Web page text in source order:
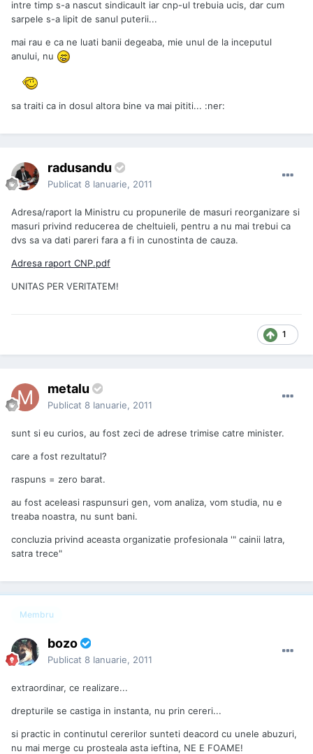
intre timp s-a nascut sindicault iar cnp-ul trebuia ucis, dar cum
sarpele s-a lipit de sanul puterii...
mai rau e ca ne luati banii degeaba, mie unul de la inceputul
anului, nu
sa traiti ca in dosul altora bine va mai pititi... :ner:
radusandu
Publicat 8 Ianuarie, 2011
Adresa/raport la Ministru cu propunerile de masuri reorganizare si
masuri privind reducerea de cheltuieli, pentru a nu mai trebui ca
dvs sa va dati pareri fara a fi in cunostinta de cauza.
Adresa raport CNP.pdf
UNITAS PER VERITATEM!
1
metalu
Publicat 8 Ianuarie, 2011
sunt si eu curios, au fost zeci de adrese trimise catre minister.
care a fost rezultatul?
raspuns = zero barat.
au fost aceleasi raspunsuri gen, vom analiza, vom studia, nu e
treaba noastra, nu sunt bani.
concluzia privind aceasta organizatie profesionala '" cainii latra,
satra trece"
Membru
bozo
Publicat 8 Ianuarie, 2011
extraordinar, ce realizare...
drepturile se castiga in instanta, nu prin cereri...
si practic in continutul cererilor sunteti deacord cu unele abuzuri,
nu mai merge cu prosteala asta ieftina, NE E FOAME!